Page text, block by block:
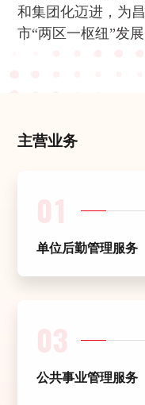
和集团化迈进，为
市“两区一枢纽”发
主营业务
01
单位后勤管理服务
03
公共事业管理服务